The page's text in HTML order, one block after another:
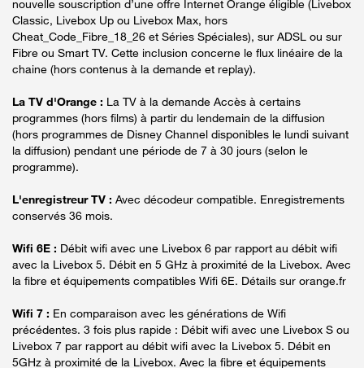
nouvelle souscription d’une offre Internet Orange éligible (Livebox
Classic, Livebox Up ou Livebox Max, hors
Cheat_Code_Fibre_18_26 et Séries Spéciales), sur ADSL ou sur
Fibre ou Smart TV. Cette inclusion concerne le flux linéaire de la
chaine (hors contenus à la demande et replay).
La TV d'Orange : La TV à la demande Accès à certains
programmes (hors films) à partir du lendemain de la diffusion
(hors programmes de Disney Channel disponibles le lundi suivant
la diffusion) pendant une période de 7 à 30 jours (selon le
programme).
L'enregistreur TV : Avec décodeur compatible. Enregistrements
conservés 36 mois.
Wifi 6E : Débit wifi avec une Livebox 6 par rapport au débit wifi
avec la Livebox 5. Débit en 5 GHz à proximité de la Livebox. Avec
la fibre et équipements compatibles Wifi 6E. Détails sur orange.fr
Wifi 7 : En comparaison avec les générations de Wifi
précédentes. 3 fois plus rapide : Débit wifi avec une Livebox S ou
Livebox 7 par rapport au débit wifi avec la Livebox 5. Débit en
5GHz à proximité de la Livebox. Avec la fibre et équipements